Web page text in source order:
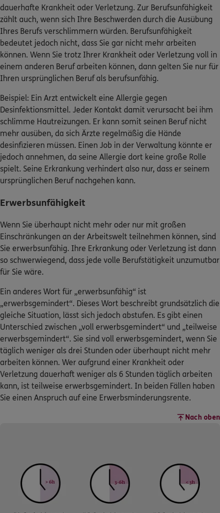
dauerhafte Krankheit oder Verletzung. Zur Berufsunfähigkeit
zählt auch, wenn sich Ihre Beschwerden durch die Ausübung
Ihres Berufs verschlimmern würden. Berufsunfähigkeit
bedeutet jedoch nicht, dass Sie gar nicht mehr arbeiten
können. Wenn Sie trotz Ihrer Krankheit oder Verletzung voll in
einem anderen Beruf arbeiten können, dann gelten Sie nur für
Ihren ursprünglichen Beruf als berufsunfähig.
Beispiel: Ein Arzt entwickelt eine Allergie gegen
Desinfektionsmittel. Jeder Kontakt damit verursacht bei ihm
schlimme Hautreizungen. Er kann somit seinen Beruf nicht
mehr ausüben, da sich Ärzte regelmäßig die Hände
desinfizieren müssen. Einen Job in der Verwaltung könnte er
jedoch annehmen, da seine Allergie dort keine große Rolle
spielt. Seine Erkrankung verhindert also nur, dass er seinem
ursprünglichen Beruf nachgehen kann.
Erwerbsunfähigkeit
Wenn Sie überhaupt nicht mehr oder nur mit großen
Einschränkungen an der Arbeitswelt teilnehmen können, sind
Sie erwerbsunfähig. Ihre Erkrankung oder Verletzung ist dann
so schwerwiegend, dass jede volle Berufstätigkeit unzumutbar
für Sie wäre.
Ein anderes Wort für „erwerbsunfähig“ ist
„erwerbsgemindert“. Dieses Wort beschreibt grundsätzlich die
gleiche Situation, lässt sich jedoch abstufen. Es gibt einen
Unterschied zwischen „voll erwerbsgemindert“ und „teilweise
erwerbsgemindert“. Sie sind voll erwerbsgemindert, wenn Sie
täglich weniger als drei Stunden oder überhaupt nicht mehr
arbeiten können. Wer aufgrund einer Krankheit oder
Verletzung dauerhaft weniger als 6 Stunden täglich arbeiten
kann, ist teilweise erwerbsgemindert. In beiden Fällen haben
Sie einen Anspruch auf eine Erwerbsminderungsrente.
Nach oben